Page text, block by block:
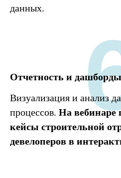
данных.
Отчетность и дашборды
Визуализация и анализ
процессов. На вебинаре
кейсы строительной
девелоперов в